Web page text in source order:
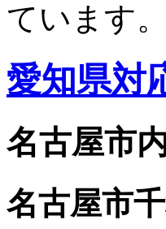
ています。
愛知県対
名古屋市
名古屋市